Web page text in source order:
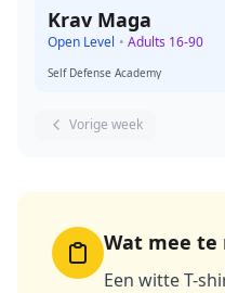
Krav Maga
Open Level • Adults 16-90
Self Defense Academy
Vorige week
Wat mee te
Een witte T-